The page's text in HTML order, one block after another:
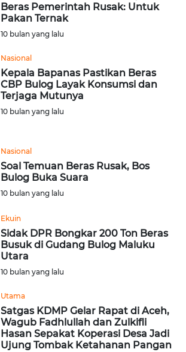
Beras Pemerintah Rusak: Untuk
Pakan Ternak
10 bulan yang lalu
Nasional
Kepala Bapanas Pastikan Beras
CBP Bulog Layak Konsumsi dan
Terjaga Mutunya
10 bulan yang lalu
Nasional
Soal Temuan Beras Rusak, Bos
Bulog Buka Suara
10 bulan yang lalu
Ekuin
Sidak DPR Bongkar 200 Ton Beras
Busuk di Gudang Bulog Maluku
Utara
10 bulan yang lalu
Utama
Satgas KDMP Gelar Rapat di Aceh,
Wagub Fadhlullah dan Zulkifli
Hasan Sepakat Koperasi Desa Jadi
Ujung Tombak Ketahanan Pangan